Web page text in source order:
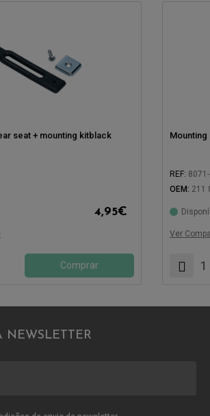
seat + mounting kitblack
4,95€
Comprar
REF:
OEM: 211
Ver
NEWSLETTER